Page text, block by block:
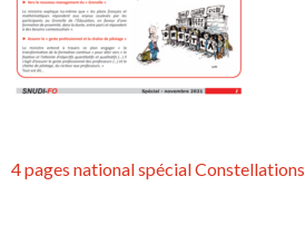
4 pages national spécial Constellations